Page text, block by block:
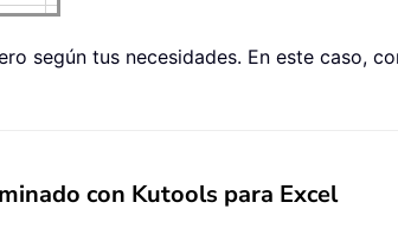
según tus necesidades. En este caso,
con Kutools para Excel